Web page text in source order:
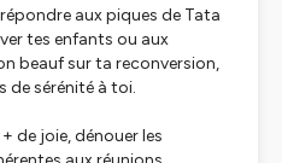
aux piques de Tata
tes enfants ou aux
beauf sur ta reconversion,
de sérénité à toi.
de joie, dénouer les